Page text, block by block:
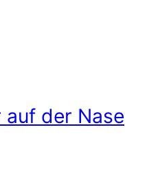
auf der Nase